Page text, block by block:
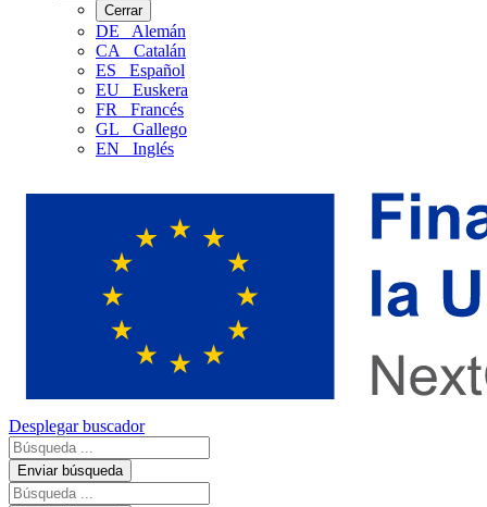
Cerrar
DE
Alemán
CA
Catalán
ES
Español
EU
Euskera
FR
Francés
GL
Gallego
EN
Inglés
Desplegar buscador
Enviar búsqueda